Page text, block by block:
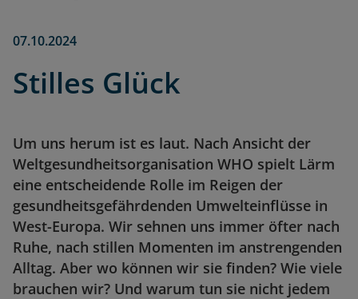
07.10.2024
Stilles Glück
Um uns herum ist es laut. Nach Ansicht der
Weltgesundheitsorganisation WHO spielt Lärm
eine entscheidende Rolle im Reigen der
gesundheitsgefährdenden Umwelteinflüsse in
West-Europa. Wir sehnen uns immer öfter nach
Ruhe, nach stillen Momenten im anstrengenden
Alltag. Aber wo können wir sie finden? Wie viele
brauchen wir? Und warum tun sie nicht jedem